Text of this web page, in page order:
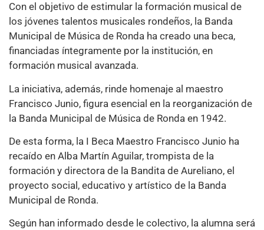
Con el objetivo de estimular la formación musical de
los jóvenes talentos musicales rondeños, la Banda
Municipal de Música de Ronda ha creado una beca,
financiadas íntegramente por la institución, en
formación musical avanzada.
La iniciativa, además, rinde homenaje al maestro
Francisco Junio, figura esencial en la reorganización de
la Banda Municipal de Música de Ronda en 1942.
De esta forma, la I Beca Maestro Francisco Junio ha
recaído en Alba Martín Aguilar, trompista de la
formación y directora de la Bandita de Aureliano, el
proyecto social, educativo y artístico de la Banda
Municipal de Ronda.
Según han informado desde le colectivo, la alumna será